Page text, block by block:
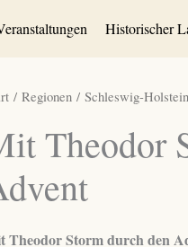
Historischer
/ Regionen/ Schleswig-Holstein
Theodor
Theodor Storm durch den